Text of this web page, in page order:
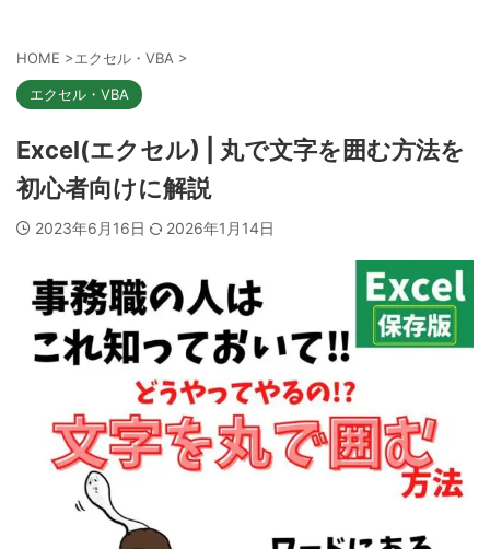
HOME >エクセル・VBA >
エクセル・VBA
Excel(エクセル) | 丸で文字を囲む方法を
初心者向けに解説
2023年6月16日 2026年1月14日